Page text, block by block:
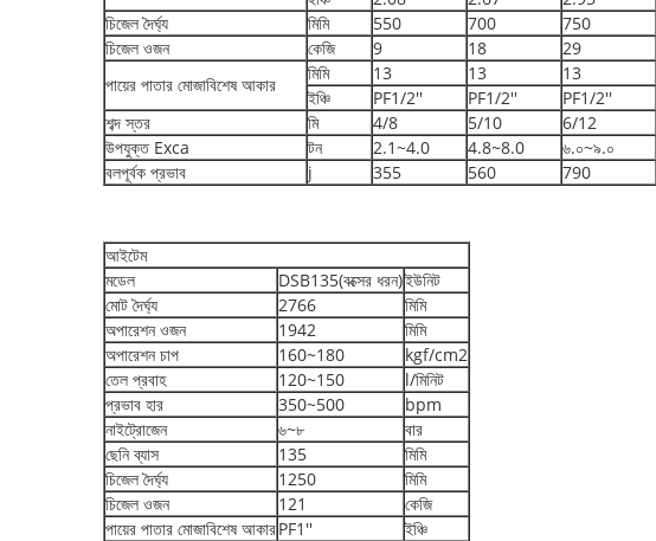
চিজেল দৈর্ঘ্য
মিমি 550 700 750
চিজেল ওজন
কেজি 9 18 29
পায়ের পাতার মোজাবিশেষ আকার
মিমি 13 13 13
ইঞ্চি
PF1/2'' PF1/2'' PF1/2''
শব্দ স্তর
মি 4/8 5/10 6/12
উপযুক্ত Exca
টন 2.1~4.0 4.8~8.0 ৬.০~৯.০
বলপূর্বক প্রভাব
j 355 560 790
আইটেম
মডেল
DSB135(বক্সের ধরন)ইউনিট
মোট দৈর্ঘ্য
2766
মিমি
অপারেশন ওজন
1942
মিমি
অপারেশন চাপ
160~180
kgf/cm2
তেল প্রবাহ
120~150
l/মিনিট
প্রভাব হার
350~500
bpm
নাইট্রোজেন
৬~৮
বার
ছেনি ব্যাস
135
মিমি
চিজেল দৈর্ঘ্য
1250
মিমি
চিজেল ওজন
121
কেজি
পায়ের পাতার মোজাবিশেষ আকারPF1''
ইঞ্চি